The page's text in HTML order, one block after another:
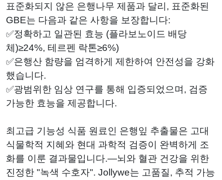
표준화되지 않은 은행나무 제품과 달리, 표준화된
GBE는 다음과 같은 사항을 보장합니다:
✅정확하고 일관된 효능 (플라보노이드 배당
체)≥24%, 테르펜 락톤≥6%)
✅은행산 함량을 엄격하게 제한하여 안전성을 강화
했습니다.
✅광범위한 임상 연구를 통해 입증되었으며, 검증
가능한 효능을 제공합니다.
최고급 기능성 식품 원료인 은행잎 추출물은 고대
식물학적 지혜와 현대 과학적 검증이 완벽하게 조
화를 이룬 결과물입니다.—뇌와 혈관 건강을 위한
진정한 "녹색 수호자". Jollywe는 고품질, 추적 가능